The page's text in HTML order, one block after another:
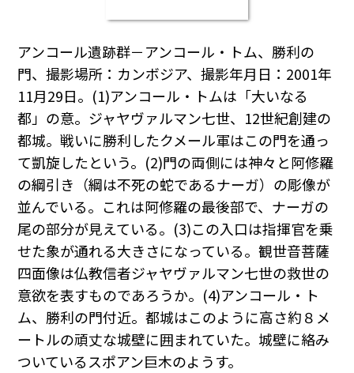
アンコール遺跡群－アンコール・トム、勝利の
門、撮影場所：カンボジア、撮影年月日：2001年
11月29日。(1)アンコール・トムは「大いなる
都」の意。ジャヤヴァルマン七世、12世紀創建の
都城。戦いに勝利したクメール軍はこの門を通っ
て凱旋したという。(2)門の両側には神々と阿修羅
の綱引き（綱は不死の蛇であるナーガ）の彫像が
並んでいる。これは阿修羅の最後部で、ナーガの
尾の部分が見えている。(3)この入口は指揮官を乗
せた象が通れる大きさになっている。観世音菩薩
四面像は仏教信者ジャヤヴァルマン七世の救世の
意欲を表すものであろうか。(4)アンコール・ト
ム、勝利の門付近。都城はこのように高さ約８メ
ートルの頑丈な城壁に囲まれていた。城壁に絡み
ついているスポアン巨木のようす。